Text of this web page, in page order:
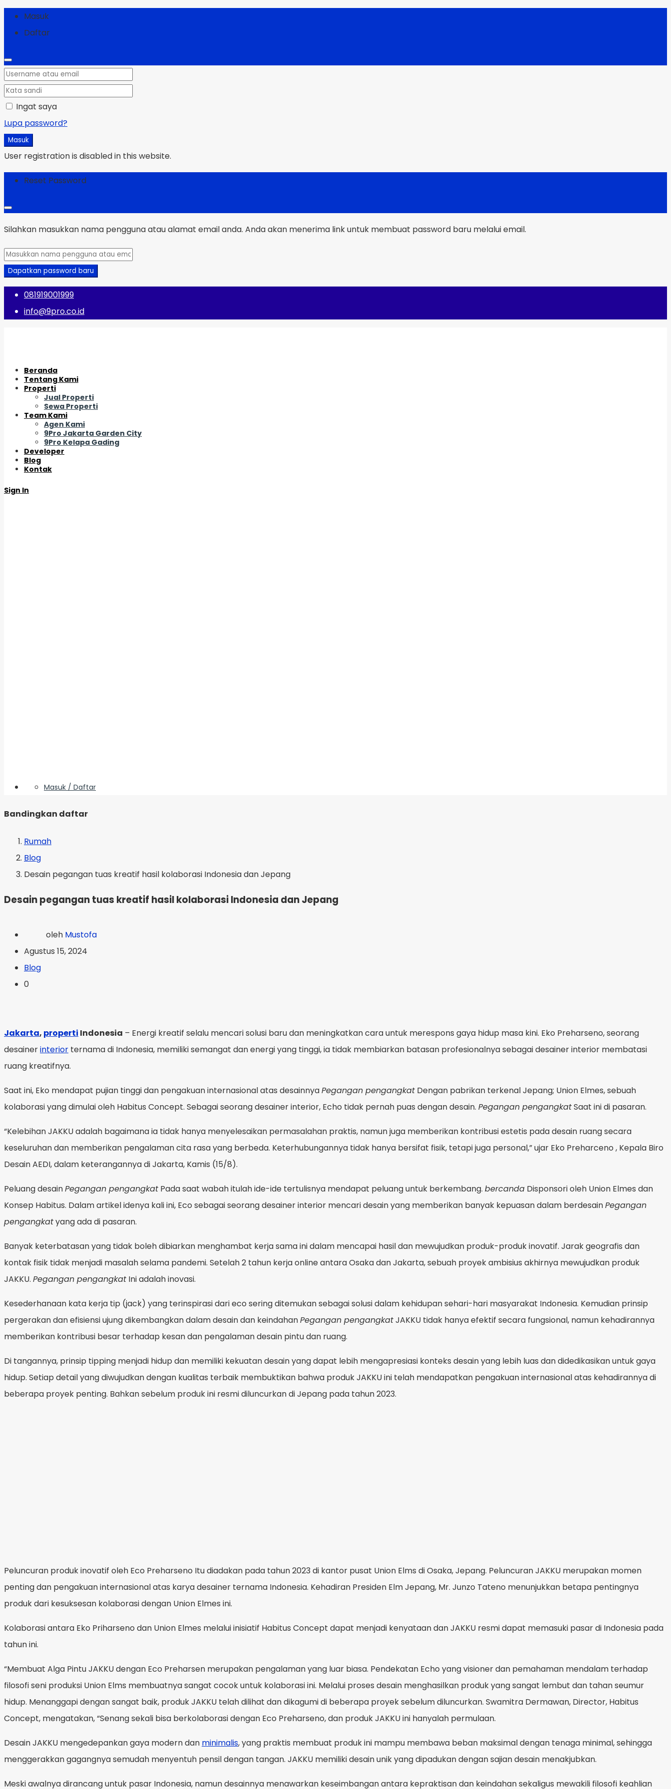
Masuk
Daftar
Ingat saya
Lupa password?
Masuk
User registration is disabled in this website.
Reset Password
Silahkan masukkan nama pengguna atau alamat email anda. Anda akan menerima link untuk membuat password baru melalui email.
Dapatkan password baru
081919001999
info@9pro.co.id
Beranda
Tentang Kami
Properti
Jual Properti
Sewa Properti
Team Kami
Agen Kami
9Pro Jakarta Garden City
9Pro Kelapa Gading
Developer
Blog
Kontak
Sign In
Masuk / Daftar
Bandingkan daftar
Rumah
Blog
Desain pegangan tuas kreatif hasil kolaborasi Indonesia dan Jepang
Desain pegangan tuas kreatif hasil kolaborasi Indonesia dan Jepang
oleh Mustofa
Agustus 15, 2024
Blog
0
Jakarta, properti Indonesia – Energi kreatif selalu mencari solusi baru dan meningkatkan cara untuk merespons gaya hidup masa kini. Eko Preharseno, seorang
desainerinterior ternama di Indonesia, memiliki semangat dan energi yang tinggi, ia tidak membiarkan batasan profesionalnya sebagai desainer interior membatasi
ruang kreatifnya.
Saat ini, Eko mendapat pujian tinggi dan pengakuan internasional atas desainnyaPegangan pengangkat Dengan pabrikan terkenal Jepang; Union Elmes, sebuah
kolaborasi yang dimulai oleh Habitus Concept. Sebagai seorang desainer interior, Echo tidak pernah puas dengan desain. Pegangan pengangkatSaat ini di pasaran.
“Kelebihan JAKKU adalah bagaimana ia tidak hanya menyelesaikan permasalahan praktis, namun juga memberikan kontribusi estetis pada desain ruang secara
keseluruhan dan memberikan pengalaman cita rasa yang berbeda. Keterhubungannya tidak hanya bersifat fisik, tetapi juga personal,” ujar Eko Preharceno , Kepala Biro
Desain AEDI, dalam keterangannya di Jakarta, Kamis (15/8).
Peluang desainPegangan pengangkat Pada saat wabah itulah ide-ide tertulisnya mendapat peluang untuk berkembang. bercanda Disponsori oleh Union Elmes dan
Konsep Habitus. Dalam artikel idenya kali ini, Eco sebagai seorang desainer interior mencari desain yang memberikan banyak kepuasan dalam berdesainPegangan
pengangkatyang ada di pasaran.
Banyak keterbatasan yang tidak boleh dibiarkan menghambat kerja sama ini dalam mencapai hasil dan mewujudkan produk-produk inovatif. Jarak geografis dan
kontak fisik tidak menjadi masalah selama pandemi. Setelah 2 tahun kerja online antara Osaka dan Jakarta, sebuah proyek ambisius akhirnya mewujudkan produk
JAKKU. Pegangan pengangkat Ini adalah inovasi.
Kesederhanaan kata kerja tip (jack) yang terinspirasi dari eco sering ditemukan sebagai solusi dalam kehidupan sehari-hari masyarakat Indonesia. Kemudian prinsip
pergerakan dan efisiensi ujung dikembangkan dalam desain dan keindahanPegangan pengangkatJAKKU tidak hanya efektif secara fungsional, namun kehadirannya
memberikan kontribusi besar terhadap kesan dan pengalaman desain pintu dan ruang.
Di tangannya, prinsip tipping menjadi hidup dan memiliki kekuatan desain yang dapat lebih mengapresiasi konteks desain yang lebih luas dan didedikasikan untuk gaya
hidup. Setiap detail yang diwujudkan dengan kualitas terbaik membuktikan bahwa produk JAKKU ini telah mendapatkan pengakuan internasional atas kehadirannya di
beberapa proyek penting. Bahkan sebelum produk ini resmi diluncurkan di Jepang pada tahun 2023.
Peluncuran produk inovatif oleh Eco Preharseno Itu diadakan pada tahun 2023 di kantor pusat Union Elms di Osaka, Jepang. Peluncuran JAKKU merupakan momen
penting dan pengakuan internasional atas karya desainer ternama Indonesia. Kehadiran Presiden Elm Jepang, Mr. Junzo Tateno menunjukkan betapa pentingnya
produk dari kesuksesan kolaborasi dengan Union Elmes ini.
Kolaborasi antara Eko Priharseno dan Union Elmes melalui inisiatif Habitus Concept dapat menjadi kenyataan dan JAKKU resmi dapat memasuki pasar di Indonesia pada
tahun ini.
“Membuat Alga Pintu JAKKU dengan Eco Preharsen merupakan pengalaman yang luar biasa. Pendekatan Echo yang visioner dan pemahaman mendalam terhadap
filosofi seni produksi Union Elms membuatnya sangat cocok untuk kolaborasi ini. Melalui proses desain menghasilkan produk yang sangat lembut dan tahan seumur
hidup. Menanggapi dengan sangat baik, produk JAKKU telah dilihat dan dikagumi di beberapa proyek sebelum diluncurkan. Swamitra Dermawan, Director, Habitus
Concept, mengatakan, “Senang sekali bisa berkolaborasi dengan Eco Preharseno, dan produk JAKKU ini hanyalah permulaan.
Desain JAKKU mengedepankan gaya modern dan minimalis, yang praktis membuat produk ini mampu membawa beban maksimal dengan tenaga minimal, sehingga
menggerakkan gagangnya semudah menyentuh pensil dengan tangan. JAKKU memiliki desain unik yang dipadukan dengan sajian desain menakjubkan.
Meski awalnya dirancang untuk pasar Indonesia, namun desainnya menawarkan keseimbangan antara kepraktisan dan keindahan sekaligus mewakili filosofi keahlian